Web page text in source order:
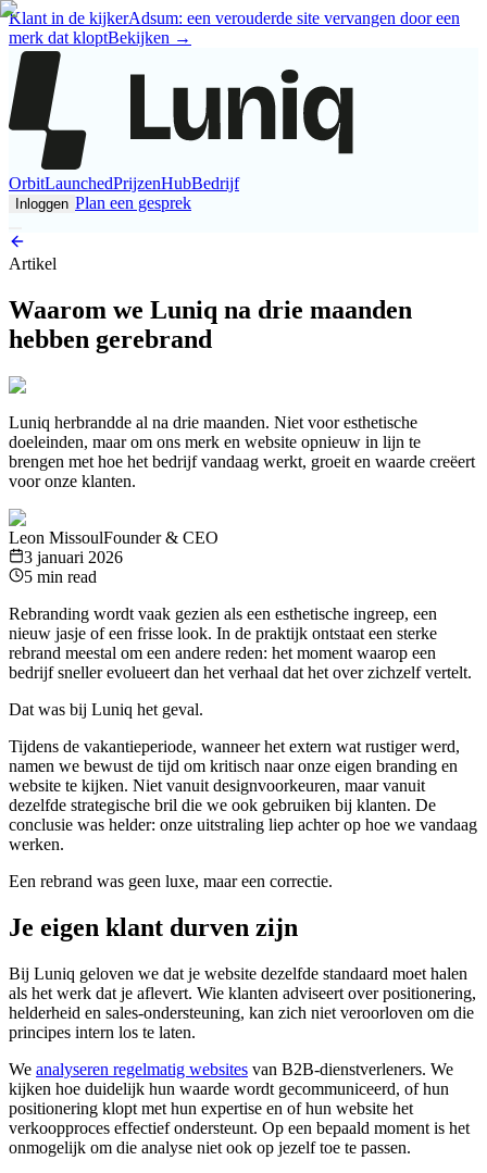
Klant in de kijkerAdsum: een verouderde site vervangen door een
merk dat kloptBekijken →
OrbitLaunchedPrijzenHubBedrijf
Inloggen Plan een gesprek
Artikel
Waarom we Luniq na drie maanden
hebben gerebrand
Luniq herbrandde al na drie maanden. Niet voor esthetische
doeleinden, maar om ons merk en website opnieuw in lijn te
brengen met hoe het bedrijf vandaag werkt, groeit en waarde creëert
voor onze klanten.
Leon MissoulFounder & CEO
3 januari 2026
5 min read
Rebranding wordt vaak gezien als een esthetische ingreep, een
nieuw jasje of een frisse look. In de praktijk ontstaat een sterke
rebrand meestal om een andere reden: het moment waarop een
bedrijf sneller evolueert dan het verhaal dat het over zichzelf vertelt.
Dat was bij Luniq het geval.
Tijdens de vakantieperiode, wanneer het extern wat rustiger werd,
namen we bewust de tijd om kritisch naar onze eigen branding en
website te kijken. Niet vanuit designvoorkeuren, maar vanuit
dezelfde strategische bril die we ook gebruiken bij klanten. De
conclusie was helder: onze uitstraling liep achter op hoe we vandaag
werken.
Een rebrand was geen luxe, maar een correctie.
Je eigen klant durven zijn
Bij Luniq geloven we dat je website dezelfde standaard moet halen
als het werk dat je aflevert. Wie klanten adviseert over positionering,
helderheid en sales-ondersteuning, kan zich niet veroorloven om die
principes intern los te laten.
We analyseren regelmatig websites van B2B-dienstverleners. We
kijken hoe duidelijk hun waarde wordt gecommuniceerd, of hun
positionering klopt met hun expertise en of hun website het
verkoopproces effectief ondersteunt. Op een bepaald moment is het
onmogelijk om die analyse niet ook op jezelf toe te passen.